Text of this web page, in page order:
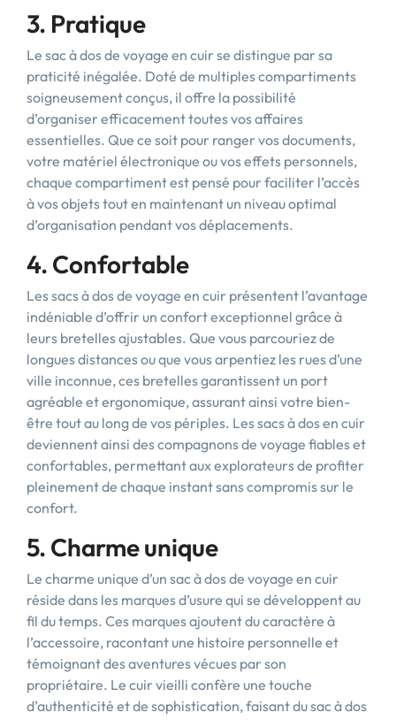
3. Pratique
Le sac à dos de voyage en cuir se distingue par sa
praticité inégalée. Doté de multiples compartiments
soigneusement conçus, il offre la possibilité
d’organiser efficacement toutes vos affaires
essentielles. Que ce soit pour ranger vos documents,
votre matériel électronique ou vos effets personnels,
chaque compartiment est pensé pour faciliter l’accès
à vos objets tout en maintenant un niveau optimal
d’organisation pendant vos déplacements.
4. Confortable
Les sacs à dos de voyage en cuir présentent l’avantage
indéniable d’offrir un confort exceptionnel grâce à
leurs bretelles ajustables. Que vous parcouriez de
longues distances ou que vous arpentiez les rues d’une
ville inconnue, ces bretelles garantissent un port
agréable et ergonomique, assurant ainsi votre bien-
être tout au long de vos périples. Les sacs à dos en cuir
deviennent ainsi des compagnons de voyage fiables et
confortables, permettant aux explorateurs de profiter
pleinement de chaque instant sans compromis sur le
confort.
5. Charme unique
Le charme unique d’un sac à dos de voyage en cuir
réside dans les marques d’usure qui se développent au
fil du temps. Ces marques ajoutent du caractère à
l’accessoire, racontant une histoire personnelle et
témoignant des aventures vécues par son
propriétaire. Le cuir vieilli confère une touche
d’authenticité et de sophistication, faisant du sac à dos